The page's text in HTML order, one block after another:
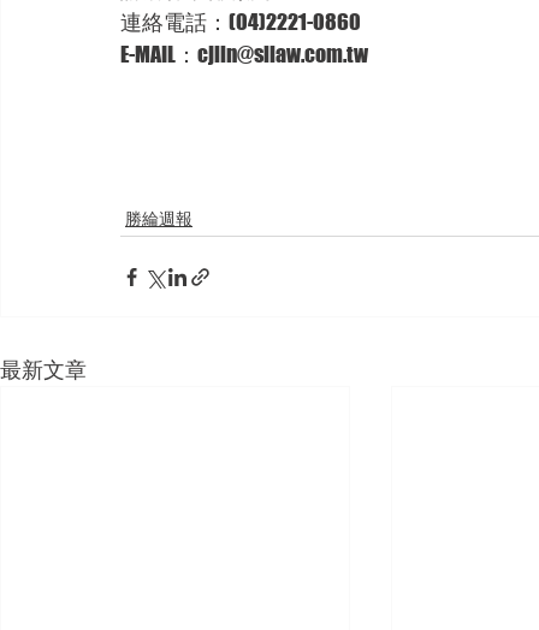
連絡電話：(04)2221-0860
E-MAIL：cjlin@sllaw.com.tw
勝綸週報
最新文章